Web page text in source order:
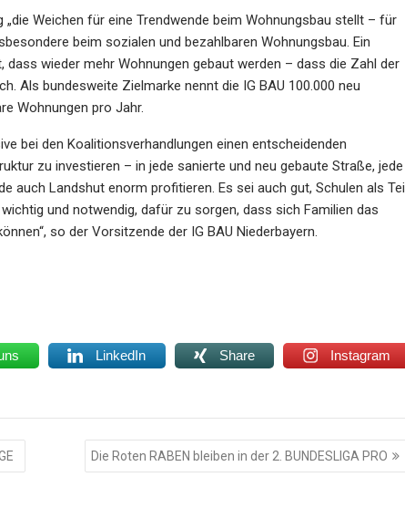
Weichen für eine Trendwende beim Wohnungsbau stellt – für
beim sozialen und bezahlbaren Wohnungsbau. Ein
dass wieder mehr Wohnungen gebaut werden – dass die Zahl der
Als bundesweite Zielmarke nennt die IG BAU 100.000 neu
Wohnungen pro Jahr.
bei den Koalitionsverhandlungen einen entscheidenden
zu investieren – in jede sanierte und neu gebaute Straße, jede
auch Landshut enorm profitieren. Es sei auch gut, Schulen als Teil
und notwendig, dafür zu sorgen, dass sich Familien das
so der Vorsitzende der IG BAU Niederbayern.
LinkedIn Share Instagram
Die Roten RABEN bleiben in der 2. BUNDESLIGA PRO